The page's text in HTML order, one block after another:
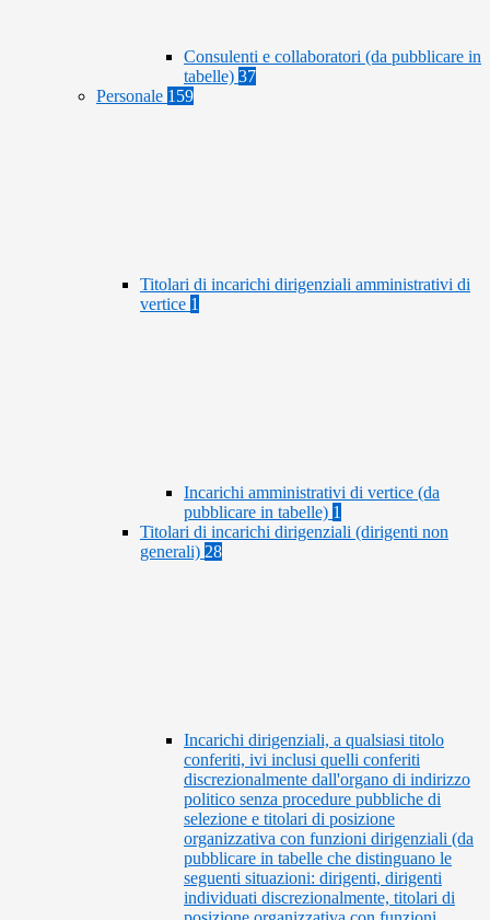
Consulenti e collaboratori (da pubblicare in
tabelle) 37
Personale 159
Titolari di incarichi dirigenziali amministrativi di
vertice 1
Incarichi amministrativi di vertice (da
pubblicare in tabelle) 1
Titolari di incarichi dirigenziali (dirigenti non
generali) 28
Incarichi dirigenziali, a qualsiasi titolo
conferiti, ivi inclusi quelli conferiti
discrezionalmente dall'organo di indirizzo
politico senza procedure pubbliche di
selezione e titolari di posizione
organizzativa con funzioni dirigenziali (da
pubblicare in tabelle che distinguano le
seguenti situazioni: dirigenti, dirigenti
individuati discrezionalmente, titolari di